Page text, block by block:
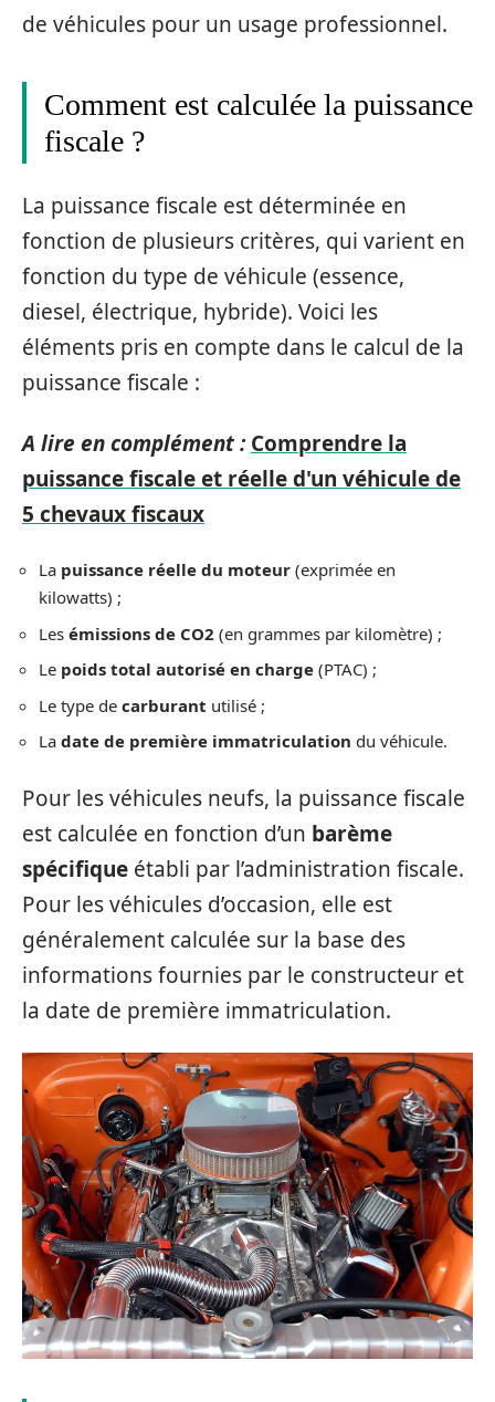
de véhicules pour un usage professionnel.
Comment est calculée la puissance
fiscale ?
La puissance fiscale est déterminée en
fonction de plusieurs critères, qui varient en
fonction du type de véhicule (essence,
diesel, électrique, hybride). Voici les
éléments pris en compte dans le calcul de la
puissance fiscale :
A lire en complément : Comprendre la
puissance fiscale et réelle d'un véhicule de
5 chevaux fiscaux
La puissance réelle du moteur (exprimée en
kilowatts) ;
Les émissions de CO2 (en grammes par kilomètre) ;
Le poids total autorisé en charge (PTAC) ;
Le type de carburant utilisé ;
La date de première immatriculation du véhicule.
Pour les véhicules neufs, la puissance fiscale
est calculée en fonction d’un barème
spécifique établi par l’administration fiscale.
Pour les véhicules d’occasion, elle est
généralement calculée sur la base des
informations fournies par le constructeur et
la date de première immatriculation.